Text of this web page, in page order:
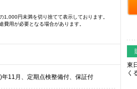
1,000円未満を切り捨てて表示しております。
費用が必要となる場合があります。
東
く
11月、定期点検整備付、保証付